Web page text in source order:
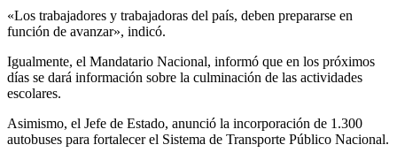
«Los trabajadores y trabajadoras del país, deben prepararse en
función de avanzar», indicó.
Igualmente, el Mandatario Nacional, informó que en los próximos
días se dará información sobre la culminación de las actividades
escolares.
Asimismo, el Jefe de Estado, anunció la incorporación de 1.300
autobuses para fortalecer el Sistema de Transporte Público Nacional.